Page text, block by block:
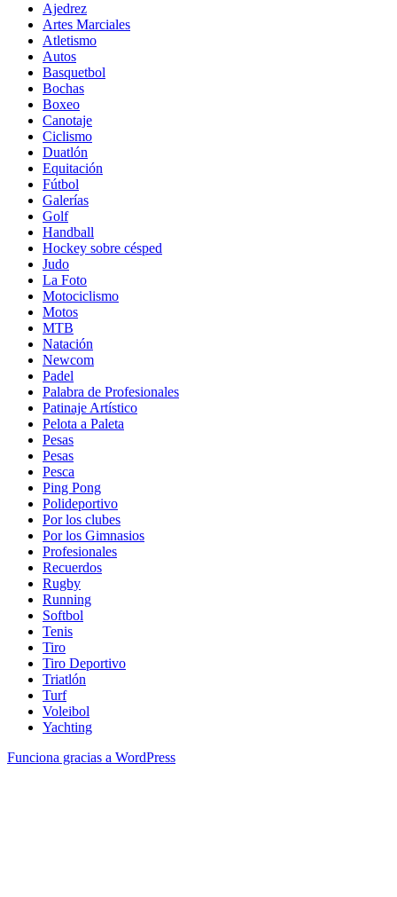
Ajedrez
Artes Marciales
Atletismo
Autos
Basquetbol
Bochas
Boxeo
Canotaje
Ciclismo
Duatlón
Equitación
Fútbol
Galerías
Golf
Handball
Hockey sobre césped
Judo
La Foto
Motociclismo
Motos
MTB
Natación
Newcom
Padel
Palabra de Profesionales
Patinaje Artístico
Pelota a Paleta
Pesas
Pesas
Pesca
Ping Pong
Polideportivo
Por los clubes
Por los Gimnasios
Profesionales
Recuerdos
Rugby
Running
Softbol
Tenis
Tiro
Tiro Deportivo
Triatlón
Turf
Voleibol
Yachting
Funciona gracias a WordPress